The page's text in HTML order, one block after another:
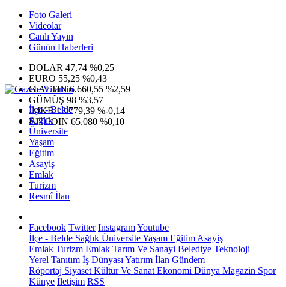
Foto Galeri
Videolar
Canlı Yayın
Günün Haberleri
DOLAR 47,74 %0,25
EURO 55,25 %0,43
G.ALTIN6.660,55 %2,59
GÜMÜŞ 98 %3,57
IMKB13.779,39 %-0,14
BITCOIN 65.080 %0,10
İlçe - Belde
Sağlık
Üniversite
Yaşam
Eğitim
Asayiş
Emlak
Turizm
Resmî İlan
Facebook Twitter InstagramYoutube
İlçe - Belde Sağlık ÜniversiteYaşam Eğitim Asayiş
Emlak Turizm Emlak Tarım Ve Sanayi Belediye Teknoloji
Yerel Tanıtım İş Dünyası Yatırım İlan Gündem
Röportaj Siyaset Kültür Ve Sanat Ekonomi Dünya Magazin Spor
Künye İletişim RSS